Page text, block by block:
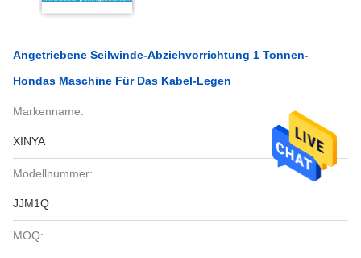
Angetriebene Seilwinde-Abziehvorrichtung 1 Tonnen-
Hondas Maschine Für Das Kabel-Legen
Markenname:
XINYA
Modellnummer:
JJM1Q
MOQ: